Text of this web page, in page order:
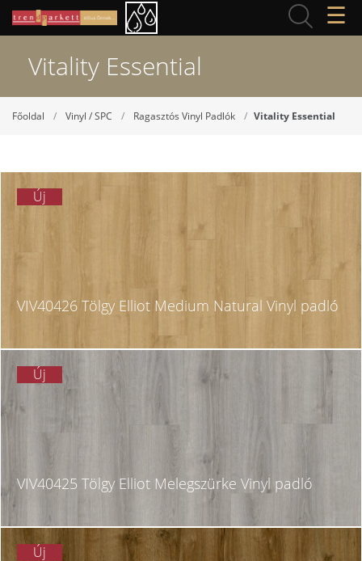
☰
Vitality Essential
Főoldal Vinyl / SPC Ragasztós Vinyl Padlók Vitality Essential
Új
VIV40426 Tölgy Elliot Medium Natural Vinyl padló
Új
VIV40425 Tölgy Elliot Melegszürke Vinyl padló
Új